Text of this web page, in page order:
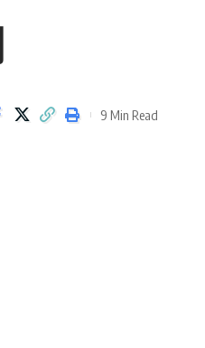
9 Min Read